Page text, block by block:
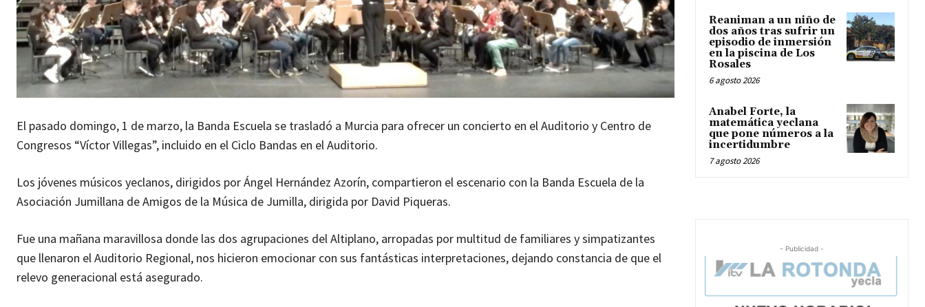
El pasado domingo, 1 de marzo, la Banda Escuela se trasladó a Murcia para ofrecer un concierto en el Auditorio y Centro de
Congresos “Víctor Villegas”, incluido en el Ciclo Bandas en el Auditorio.
Los jóvenes músicos yeclanos, dirigidos por Ángel Hernández Azorín, compartieron el escenario con la Banda Escuela de la
Asociación Jumillana de Amigos de la Música de Jumilla, dirigida por David Piqueras.
Fue una mañana maravillosa donde las dos agrupaciones del Altiplano, arropadas por multitud de familiares y simpatizantes
que llenaron el Auditorio Regional, nos hicieron emocionar con sus fantásticas interpretaciones, dejando constancia de que el
relevo generacional está asegurado.
Reaniman a un niño de
dos años tras sufrir un
episodio de inmersión
en la piscina de Los
Rosales
6 agosto 2026
Anabel Forte, la
matemática yeclana
que pone números a la
incertidumbre
7 agosto 2026
- Publicidad -